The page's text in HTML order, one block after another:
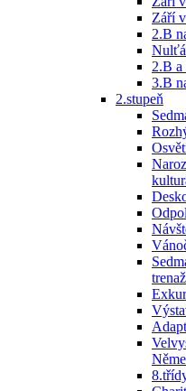
Září
2.B
2.B a
3.B
2.stupeň